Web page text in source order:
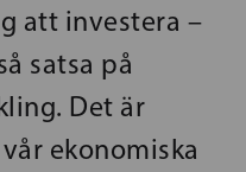
att investera –
satsa på
Det är
ekonomiska